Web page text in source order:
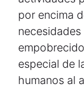
por encima
especial de
humanos al